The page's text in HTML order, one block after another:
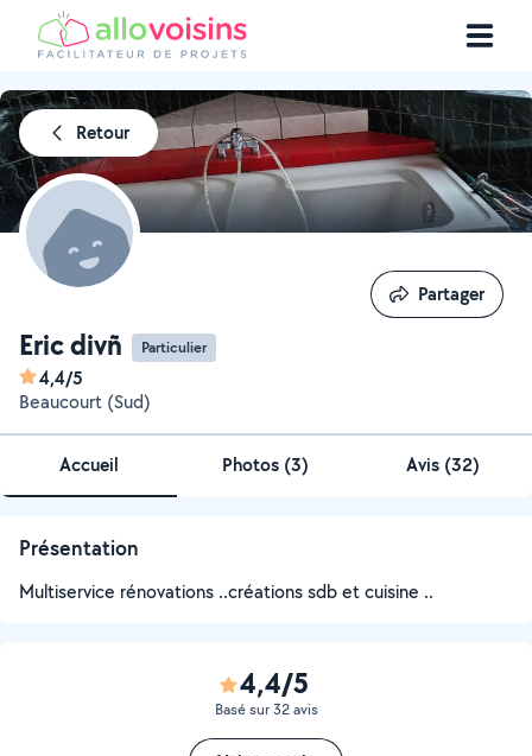
Retour
Eric divñ Particulier
4,4/5
Beaucourt (Sud)
Partager
Partager
Accueil Photos (3) Avis (32)
Présentation
Multiservice rénovations ..créations sdb et cuisine ..
4,4/5
Basé sur 32 avis